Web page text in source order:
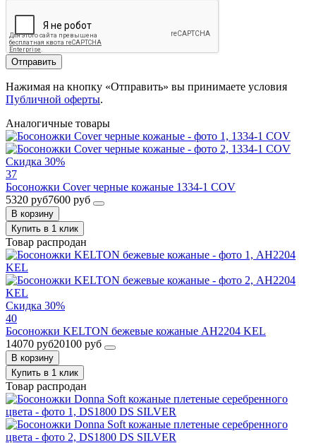
Отправить
Нажимая на кнопку «Отправить» вы принимаете условия
Публичной оферты.
Аналогичные товары
Скидка 30%
37
Босоножки Cover черные кожаные 1334-1 COV
5320 руб7600 руб
В корзину
Купить в 1 клик
Товар распродан
Скидка 30%
40
Босоножки KELTON бежевые кожаные AH2204 KEL
14070 руб20100 руб
В корзину
Купить в 1 клик
Товар распродан